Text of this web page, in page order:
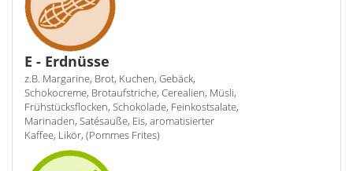
E - Erdnüsse
z.B. Margarine, Brot, Kuchen, Gebäck,
Schokocreme, Brotaufstriche, Cerealien, Müsli,
Frühstücksflocken, Schokolade, Feinkostsalate,
Marinaden, Satésauße, Eis, aromatisierter
Kaffee, Likör, (Pommes Frites)